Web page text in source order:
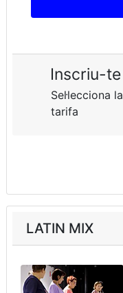
Inscriu-te
Sel·lecciona la
tarifa
LATIN MIX